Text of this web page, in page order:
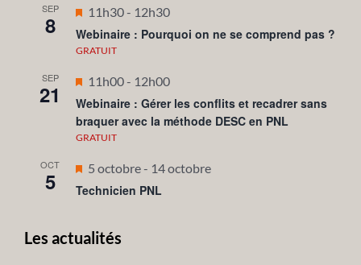
SEP
8
Mis
en
avant
11h30- 12h30
Webinaire : Pourquoi on ne se comprend pas ?
GRATUIT
SEP
21
Mis
en
avant
11h00- 12h00
Webinaire : Gérer les conflits et recadrer sans
braquer avec la méthode DESC en PNL
GRATUIT
OCT
5
Mis
en
5 octobre- 14 octobre
Technicien PNL
Les actualités